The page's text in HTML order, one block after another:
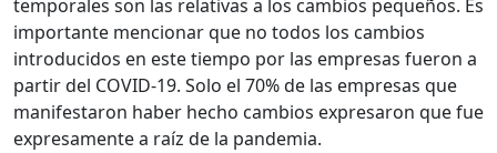
temporales son las relativas a los cambios pequeños. Es
importante mencionar que no todos los cambios
introducidos en este tiempo por las empresas fueron a
partir del COVID-19. Solo el 70% de las empresas que
manifestaron haber hecho cambios expresaron que fue
expresamente a raíz de la pandemia.